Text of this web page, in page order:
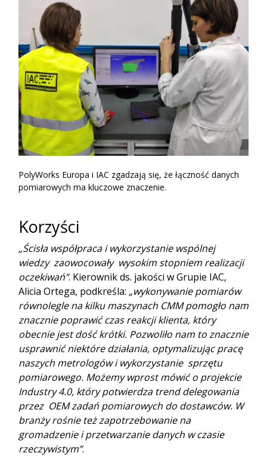
PolyWorks Europa i IAC zgadzają się, że łączność danych
pomiarowych ma kluczowe znaczenie.
Korzyści
„Ścisła współpraca i wykorzystanie wspólnej
wiedzy zaowocowały wysokim stopniem realizacji
oczekiwań”. Kierownik ds. jakości w Grupie IAC,
Alicia Ortega, podkreśla: „wykonywanie pomiarów
równolegle na kilku maszynach CMM pomogło nam
znacznie poprawić czas reakcji klienta, który
obecnie jest dość krótki. Pozwoliło nam to znacznie
usprawnić niektóre działania, optymalizując pracę
naszych metrologów i wykorzystanie sprzętu
pomiarowego. Możemy wprost mówić o projekcie
Industry 4.0, który potwierdza trend delegowania
przez OEM zadań pomiarowych do dostawców. W
branży rośnie też zapotrzebowanie na
gromadzenie i przetwarzanie danych w czasie
rzeczywistym”.